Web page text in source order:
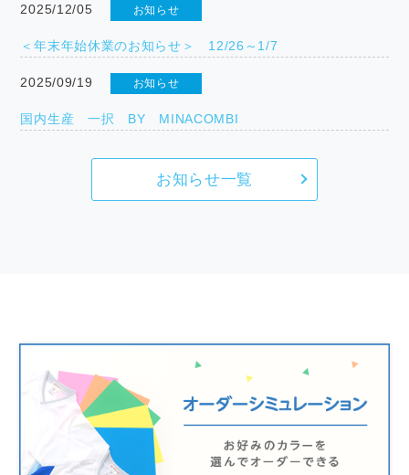
2025/12/05 お知らせ
＜年末年始休業のお知らせ＞ 12/26～1/7
2025/09/19 お知らせ
国内生産 一択 BY MINACOMBI
お知らせ一覧